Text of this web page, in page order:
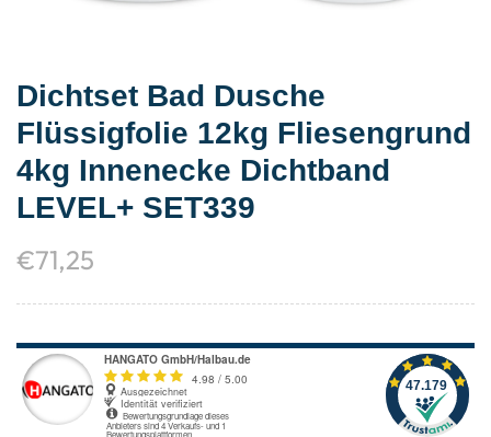
Dichtset Bad Dusche
Flüssigfolie 12kg Fliesengrund
4kg Innenecke Dichtband
LEVEL+ SET339
€71,25